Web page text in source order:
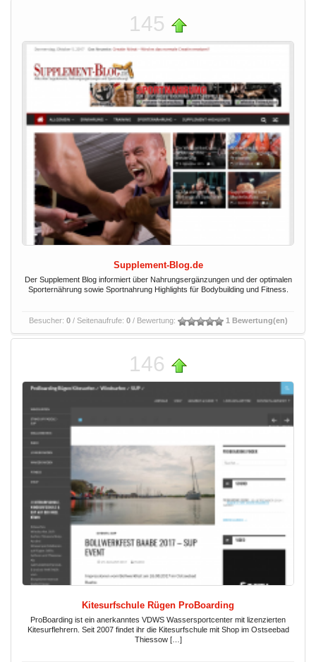
145
Supplement-Blog.de
Der Supplement Blog informiert über Nahrungsergänzungen und der optimalen
Sporternährung sowie Sportnahrung Highlights für Bodybuilding und Fitness.
Besucher: 0/ Seitenaufrufe: 0/ Bewertung: 1 Bewertung(en)
146
Kitesurfschule Rügen ProBoarding
ProBoarding ist ein anerkanntes VDWS Wassersportcenter mit lizenzierten
Kitesurflehrern. Seit 2007 findet ihr die Kitesurfschule mit Shop im Ostseebad
Thiessow […]